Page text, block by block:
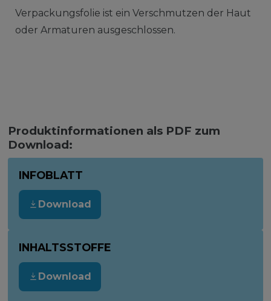
Verpackungsfolie ist ein Verschmutzen der Haut
oder Armaturen ausgeschlossen.
Produktinformationen als PDF zum
Download:
INFOBLATT
Download
INHALTSSTOFFE
Download